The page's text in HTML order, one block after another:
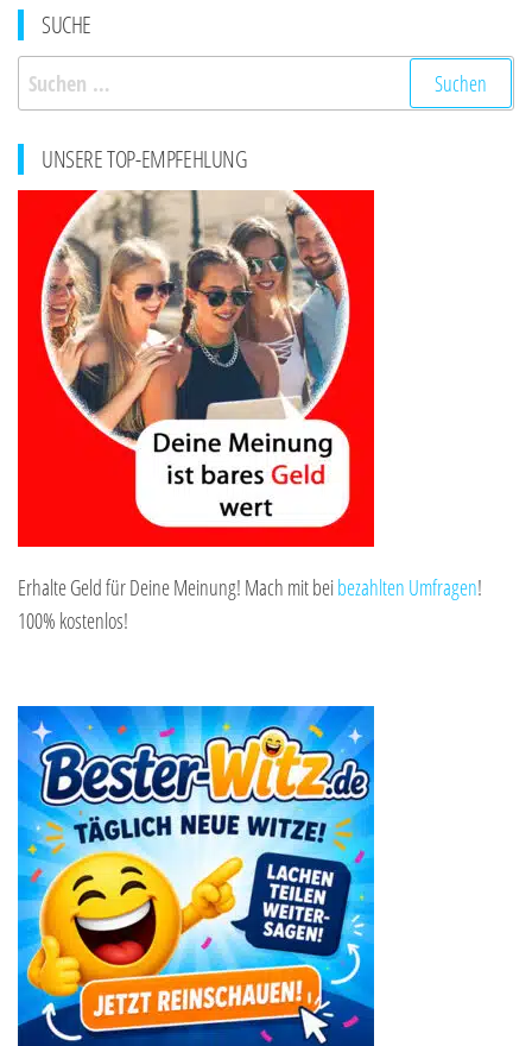
SUCHE
Suchen
nach:
UNSERE TOP-EMPFEHLUNG
Erhalte Geld für Deine Meinung! Mach mit beibezahlten Umfragen!
100% kostenlos!